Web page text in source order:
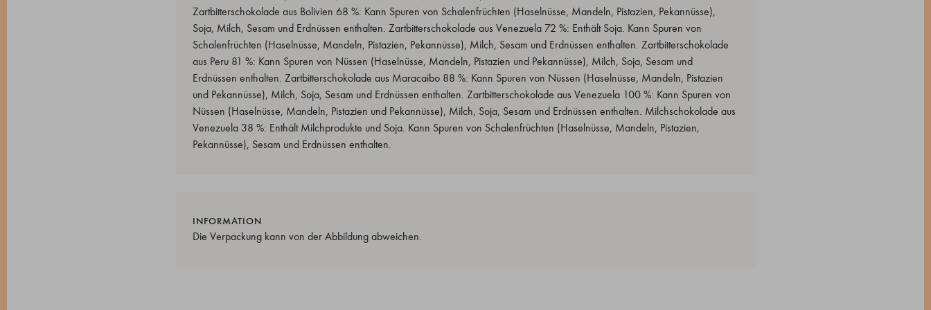
Zartbitterschokolade aus Bolivien 68 %: Kann Spuren von Schalenfrüchten (Haselnüsse, Mandeln, Pistazien, Pekannüsse),
Soja, Milch, Sesam und Erdnüssen enthalten. Zartbitterschokolade aus Venezuela 72 %: Enthält Soja. Kann Spuren von
Schalenfrüchten (Haselnüsse, Mandeln, Pistazien, Pekannüsse), Milch, Sesam und Erdnüssen enthalten. Zartbitterschokolade
aus Peru 81 %: Kann Spuren von Nüssen (Haselnüsse, Mandeln, Pistazien und Pekannüsse), Milch, Soja, Sesam und
Erdnüssen enthalten. Zartbitterschokolade aus Maracaibo 88 %: Kann Spuren von Nüssen (Haselnüsse, Mandeln, Pistazien
und Pekannüsse), Milch, Soja, Sesam und Erdnüssen enthalten. Zartbitterschokolade aus Venezuela 100 %: Kann Spuren von
Nüssen (Haselnüsse, Mandeln, Pistazien und Pekannüsse), Milch, Soja, Sesam und Erdnüssen enthalten. Milchschokolade aus
Venezuela 38 %: Enthält Milchprodukte und Soja. Kann Spuren von Schalenfrüchten (Haselnüsse, Mandeln, Pistazien,
Pekannüsse), Sesam und Erdnüssen enthalten.
INFORMATION
Die Verpackung kann von der Abbildung abweichen.